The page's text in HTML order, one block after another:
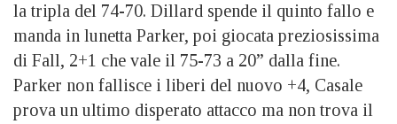
la tripla del 74-70. Dillard spende il quinto fallo e
manda in lunetta Parker, poi giocata preziosissima
di Fall, 2+1 che vale il 75-73 a 20” dalla fine.
Parker non fallisce i liberi del nuovo +4, Casale
prova un ultimo disperato attacco ma non trova il